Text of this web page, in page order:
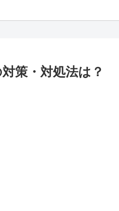
策・対処法は？